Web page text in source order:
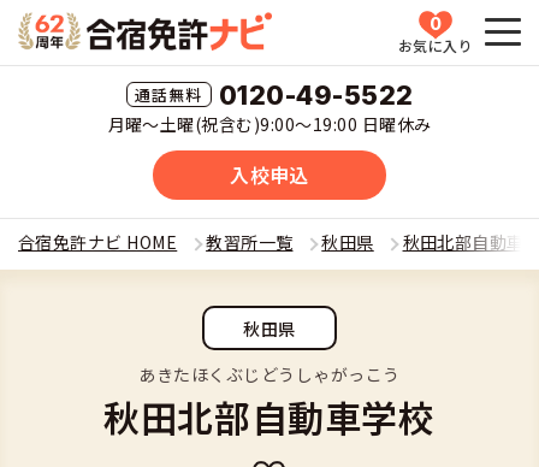
0
お気に入り
0120-49-5522
月曜〜土曜(祝含む)9:00〜19:00 日曜休み
入校申込
HOME
教習所一覧
運転免許の種類(車種)を選ぶ
普通二輪
大型二輪
教習所検索
合宿免許とは
合宿免許とは合宿免許に役立つ情報
合宿免許ナビ HOME 教習所一覧 秋田県 秋田北部自動車
秋田県
あきたほくぶじどうしゃがっこう
秋田北部自動車学校